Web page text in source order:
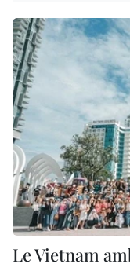
Le Vietnam